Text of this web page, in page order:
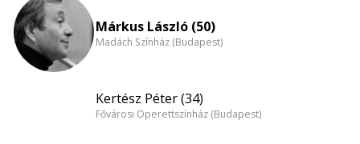
Márkus László (50)
Madách Színház (Budapest)
Kertész Péter (34)
Fővárosi Operettszínház (Budapest)